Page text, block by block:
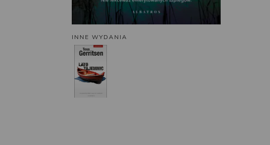
INNE WYDANIA